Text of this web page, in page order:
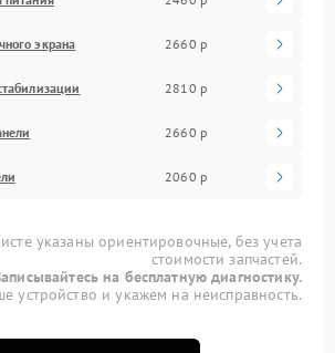
экрана 2660 р
2810 р
2660 р
2060 р
указаны ориентировочные, без учета
стоимости запчастей.
на бесплатную диагностику.
устройство и укажем на неисправность.